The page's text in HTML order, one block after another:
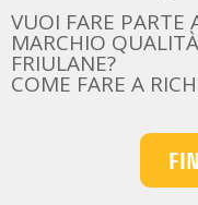
VUOI FARE PARTE
MARCHIO
FRIULANE?
COME FARE A